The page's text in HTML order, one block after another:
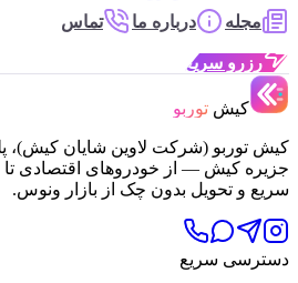
مجله
درباره ما تماس
رزرو سریع
کیش توربو
کیش توربو (شرکت لاوین شایان کیش)،
جزیره کیش — از خودروهای اقتصادی
سریع و تحویل بدون چک از بازار ونوس.
دسترسی سریع